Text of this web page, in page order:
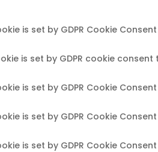
is set by GDPR Cookie
is set by GDPR cookie
is set by GDPR Cookie
is set by GDPR Cookie
is set by GDPR Cookie